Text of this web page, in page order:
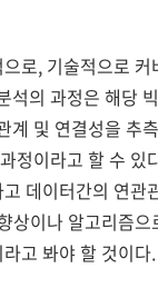
로, 기술적으로 커
석의 과정은 해당
계 및 연결성을 추
정이라고 할 수 있
데이터간의 연관
상이나 알고리즘으
고 봐야 할 것이다